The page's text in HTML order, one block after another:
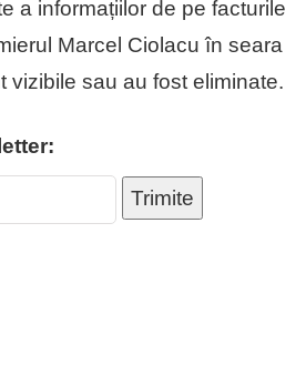
a informațiilor de pe facturile
Marcel Ciolacu în seara
vizibile sau au fost eliminate.
Trimite